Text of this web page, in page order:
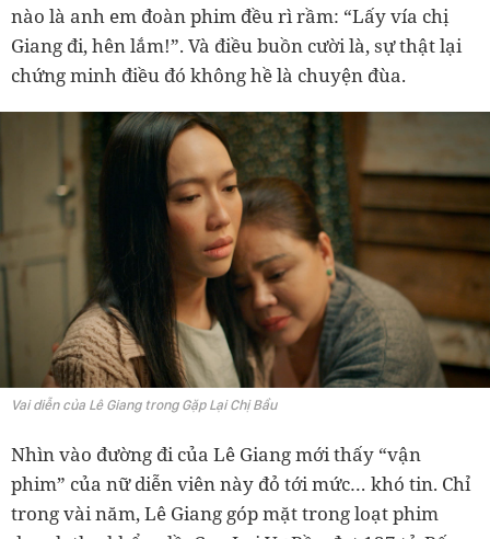
nào là anh em đoàn phim đều rì rầm: “Lấy vía chị
Giang đi, hên lắm!”. Và điều buồn cười là, sự thật lại
chứng minh điều đó không hề là chuyện đùa.
Vai diễn của Lê Giang trong Gặp Lại Chị Bầu
Nhìn vào đường đi của Lê Giang mới thấy “vận
phim” của nữ diễn viên này đỏ tới mức… khó tin. Chỉ
trong vài năm, Lê Giang góp mặt trong loạt phim